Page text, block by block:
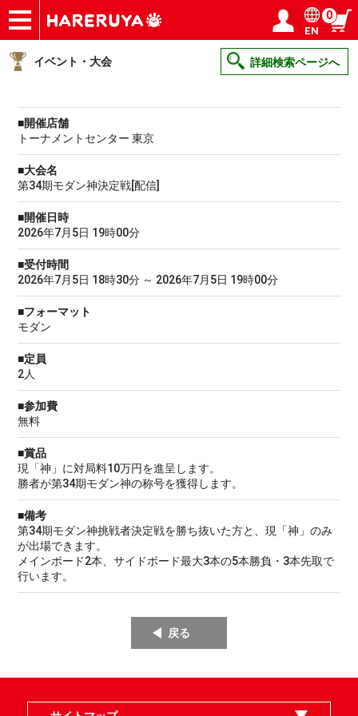
ショップ
買取
記事
デッキ検索
デッキ構築
選手一覧
店舗一覧
イベント
ヘルプ
お問い合わせ ログイン／会員登録
EN
0
イベント・大会 詳細検索ページへ
■開催店舗
トーナメントセンター 東京
■大会名
第34期モダン神決定戦[配信]
■開催日時
2026年7月5日 19時00分
■受付時間
2026年7月5日 18時30分 ～ 2026年7月5日 19時00分
■フォーマット
モダン
■定員
2人
■参加費
無料
■賞品
現「神」に対局料10万円を進呈します。
勝者が第34期モダン神の称号を獲得します。
■備考
第34期モダン神挑戦者決定戦を勝ち抜いた方と、現「神」のみ
が出場できます。
メインボード2本、サイドボード最大3本の5本勝負・3本先取で
行います。
戻る